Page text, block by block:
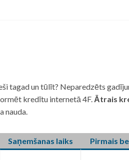
tagad un tūlīt? Neparedzēts
kredītu internetā 4F. Ātrais
nauda.
Saņemšanas laiks Pirmais